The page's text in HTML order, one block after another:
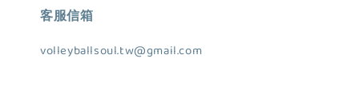
客服信箱
volleyballsoul.tw@gmail.com